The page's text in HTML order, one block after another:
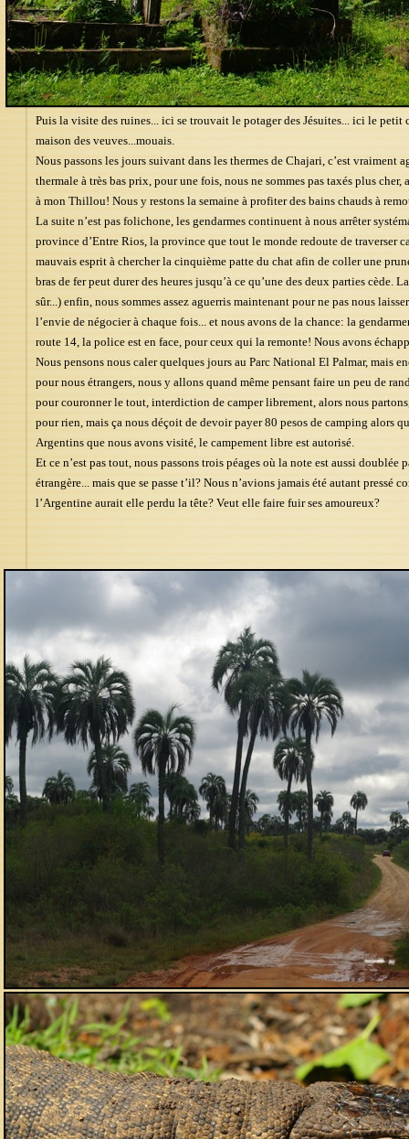
Puis la visite des ruines... ici se trouvait le potager des Jésuites... ici le
maison des veuves...mouais.
Nous passons les jours suivant dans les thermes de Chajari, c’est vraiment
thermale à très bas prix, pour une fois, nous ne sommes pas taxés plus
à mon Thillou! Nous y restons la semaine à profiter des bains chauds à
La suite n’est pas folichone, les gendarmes continuent à nous arrêter
province d’Entre Rios, la province que tout le monde redoute de traverser
mauvais esprit à chercher la cinquième patte du chat afin de coller une
bras de fer peut durer des heures jusqu’à ce qu’une des deux parties
sûr...) enfin, nous sommes assez aguerris maintenant pour ne pas nous
l’envie de négocier à chaque fois... et nous avons de la chance: la
route 14, la police est en face, pour ceux qui la remonte! Nous avons
Nous pensons nous caler quelques jours au Parc National El Palmar, mais
pour nous étrangers, nous y allons quand même pensant faire un peu de
pour couronner le tout, interdiction de camper librement, alors nous
pour rien, mais ça nous déçoit de devoir payer 80 pesos de camping alors
Argentins que nous avons visité, le campement libre est autorisé.
Et ce n’est pas tout, nous passons trois péages où la note est aussi doublée
étrangère... mais que se passe t’il? Nous n’avions jamais été autant pressé
l’Argentine aurait elle perdu la tête? Veut elle faire fuir ses amoureux?